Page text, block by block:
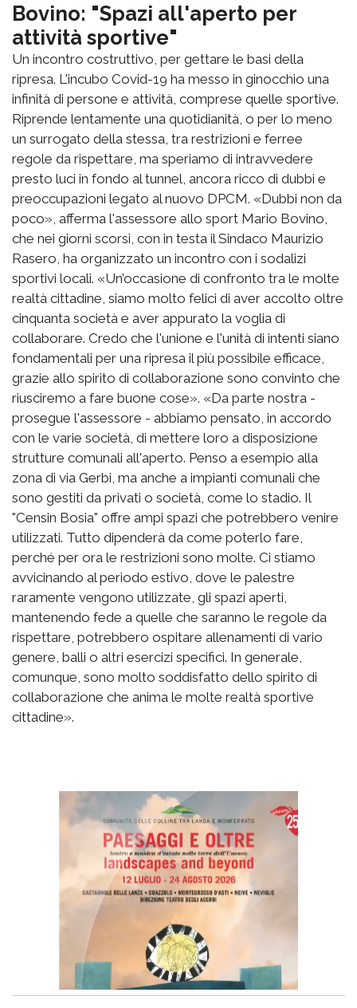
Bovino: "Spazi all'aperto per
attività sportive"
Un incontro costruttivo, per gettare le basi della
ripresa. L'incubo Covid-19 ha messo in ginocchio una
infinità di persone e attività, comprese quelle sportive.
Riprende lentamente una quotidianità, o per lo meno
un surrogato della stessa, tra restrizioni e ferree
regole da rispettare, ma speriamo di intravvedere
presto luci in fondo al tunnel, ancora ricco di dubbi e
preoccupazioni legato al nuovo DPCM. «Dubbi non da
poco», afferma l'assessore allo sport Mario Bovino,
che nei giorni scorsi, con in testa il Sindaco Maurizio
Rasero, ha organizzato un incontro con i sodalizi
sportivi locali. «Un’occasione di confronto tra le molte
realtà cittadine, siamo molto felici di aver accolto oltre
cinquanta società e aver appurato la voglia di
collaborare. Credo che l'unione e l'unità di intenti siano
fondamentali per una ripresa il più possibile efficace,
grazie allo spirito di collaborazione sono convinto che
riusciremo a fare buone cose». «Da parte nostra -
prosegue l'assessore - abbiamo pensato, in accordo
con le varie società, di mettere loro a disposizione
strutture comunali all'aperto. Penso a esempio alla
zona di via Gerbi, ma anche a impianti comunali che
sono gestiti da privati o società, come lo stadio. Il
"Censin Bosia" offre ampi spazi che potrebbero venire
utilizzati. Tutto dipenderà da come poterlo fare,
perché per ora le restrizioni sono molte. Ci stiamo
avvicinando al periodo estivo, dove le palestre
raramente vengono utilizzate, gli spazi aperti,
mantenendo fede a quelle che saranno le regole da
rispettare, potrebbero ospitare allenamenti di vario
genere, balli o altri esercizi specifici. In generale,
comunque, sono molto soddisfatto dello spirito di
collaborazione che anima le molte realtà sportive
cittadine».